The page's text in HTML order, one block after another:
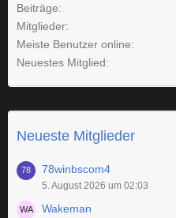
Beiträge
Mitglieder
Meiste Benutzer online
Neuestes Mitglied
Neueste Mitglieder
78winbscom4
5. August 2026 um 02:03
Wakeman